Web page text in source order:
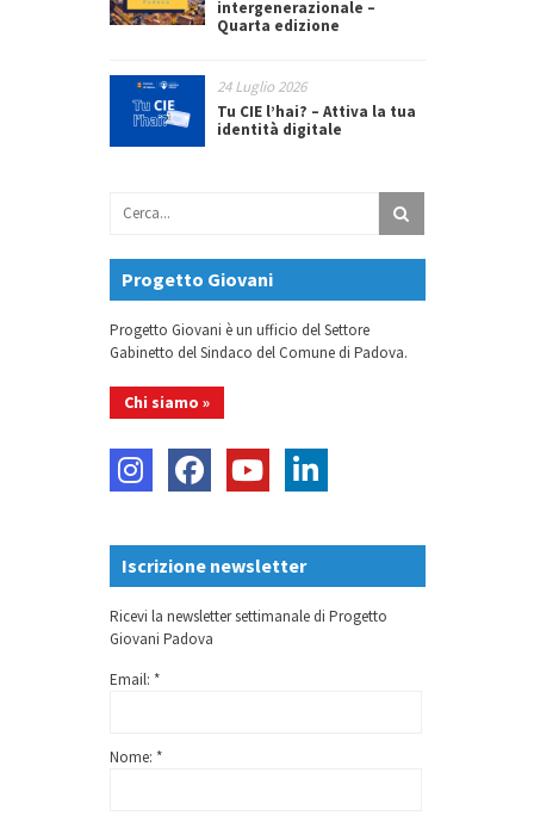
intergenerazionale –
Quarta edizione
24 Luglio 2026
Tu CIE l’hai? – Attiva la tua
identità digitale
Progetto Giovani
Progetto Giovani è un ufficio del Settore
Gabinetto del Sindaco del Comune di Padova.
Chi siamo »
Iscrizione newsletter
Ricevi la newsletter settimanale di Progetto
Giovani Padova
Email: *
Nome: *